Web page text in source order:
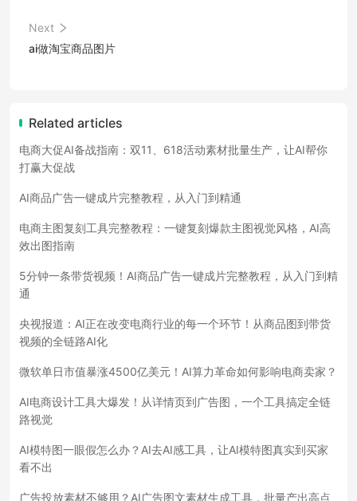
Next
ai做淘宝商品图片
Related articles
电商大促AI备战指南：双11、618活动素材批量生产，让AI帮你
打赢大促战
AI商品广告一键成片完整教程，从入门到精通
电商主图复刻工具完整教程：一键复刻爆款主图视觉风格，AI高
效出图指南
5分钟一条带货视频！AI商品广告一键成片完整教程，从入门到精
通
央视报道：AI正在改变电商行业的每一个环节！从商品图到带货
视频的全链路AI化
微软单日市值暴涨4500亿美元！AI算力革命如何影响电商卖家？
AI电商设计工具大爆发！从详情页到广告图，一个工具搞定全链
路视觉
AI模特图一眼假怎么办？AI去AI感工具，让AI模特图真实到买家
看不出
广告投放素材不够用？AI广告图文素材生成工具，批量产出高点